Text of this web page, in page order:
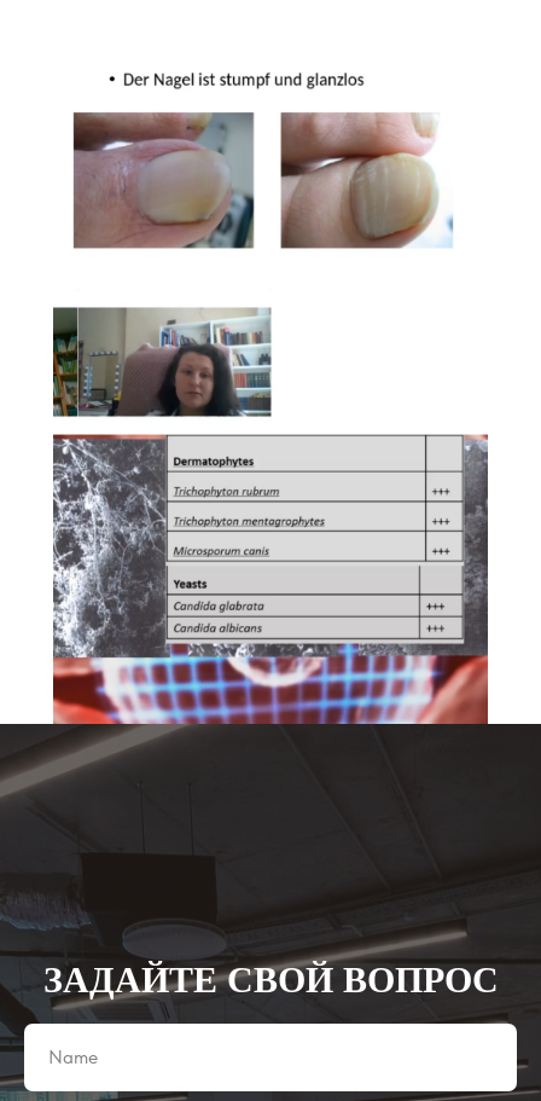
ЗАДАЙТЕ СВОЙ ВОПРОС